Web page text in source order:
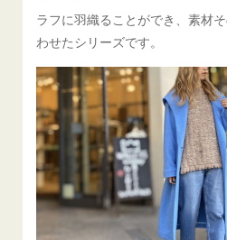
ラフに羽織ることができ、素材
わせたシリーズです。